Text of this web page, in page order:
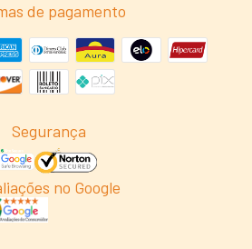
de pagamento
Segurança
no Google